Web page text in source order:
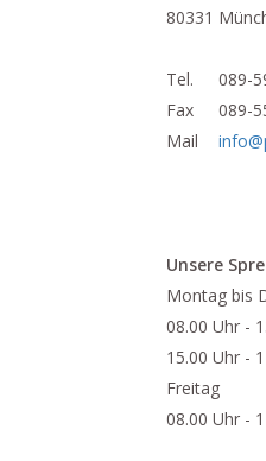
80331
Tel.
089-
Fax
089-
Mail
Unsere
Montag bis
08.00 Uhr -
15.00 Uhr -
Freitag
08.00 Uhr -